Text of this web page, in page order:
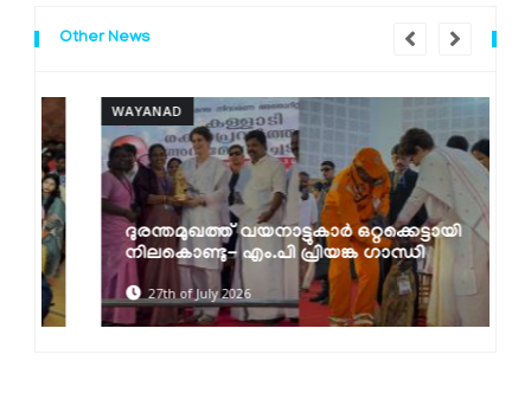
Other News
WAYANAD
ദുരന്തമുഖത്ത് വയനാട്ടുകാര്‍ ഒറ്റക്കെട്ടായി
നിലകൊണ്ടു- എം.പി പ്രിയങ്ക ഗാന്ധി
27th of July 2026